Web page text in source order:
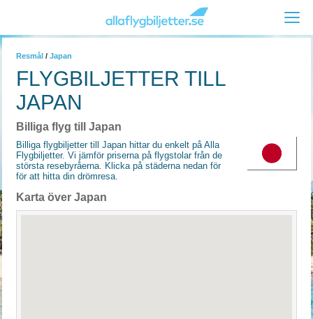
Resmål / Japan
FLYGBILJETTER TILL
JAPAN
Billiga flyg till Japan
Billiga flygbiljetter till Japan hittar du enkelt på Alla
Flygbiljetter. Vi jämför priserna på flygstolar från de
största resebyråerna. Klicka på städerna nedan för
för att hitta din drömresa.
Karta över Japan